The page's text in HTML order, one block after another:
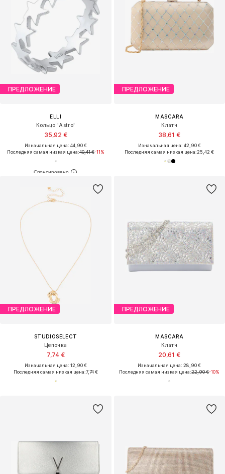
ПРЕДЛОЖЕНИЕ
ELLI
Кольцо 'Astro'
35,92 €
Изначальная цена: 44,90 €
Последняя самая низкая цена:40,41 €-11%
ПРЕДЛОЖЕНИЕ
MASCARA
Клатч
38,61 €
Изначальная цена: 42,90 €
Последняя самая низкая цена:25,42 €
ПРЕДЛОЖЕНИЕ
STUDIOSELECT
Цепочка
7,74 €
Изначальная цена: 12,90 €
Последняя самая низкая цена:7,74 €
ПРЕДЛОЖЕНИЕ
MASCARA
Клатч
20,61 €
Изначальная цена: 28,90 €
Последняя самая низкая цена:22,90 €-10%